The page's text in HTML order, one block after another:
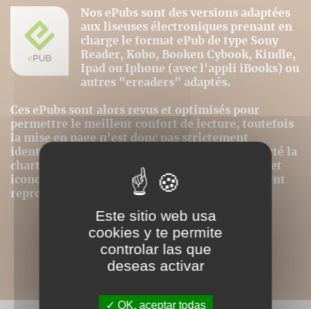
Nos ePubs sont des versions adaptées
aux liseuses électroniques prenant en
charge le format ePub de type Sony
Reader, Kobo, Booken Cybook, Kindle,
Ipad ou Iphone (avec l'appli iBooks) ou
autres "ereaders" adaptés.
Ces ePubs sont alors revus et optimisés pour
permettre le meilleur confort de lecture, toutefois
la mise en page n'est donc pas strictement
identique même si nous avons au mieux respecté la
charte graphique initiale. Les contenus textes et
iconographiques sont, par contre, intégralement
reproduits dans ce format.
Este sitio web usa
cookies y te permite
controlar las que
deseas activar
OK, aceptar todas